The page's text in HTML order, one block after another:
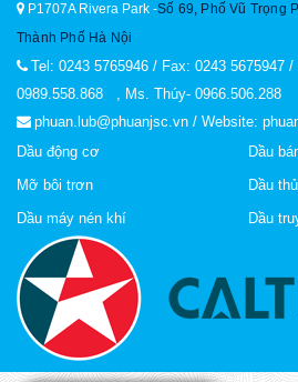
P1707A Rivera Park -Số 69, Phố Vũ Trọng
Thành Phố Hà Nội
Tel: 0243 5765946 / Fax: 0243 5675947
0989.558.868 , Ms. Thúy- 0966.506.288
phuan.lub@phuanjsc.vn / Website:
Dầu động cơ
Dầu
Mỡ bôi trơn
Dầu
Dầu máy nén khí
Dầu